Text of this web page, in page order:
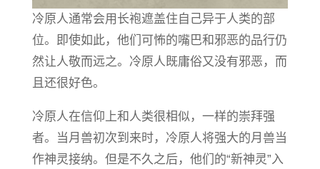
冷原人通常会用长袍遮盖住自己异于人类的部
位。即使如此，他们可怖的嘴巴和邪恶的品行仍
然让人敬而远之。冷原人既庸俗又没有邪恶，而
且还很好色。
冷原人在信仰上和人类很相似，一样的崇拜强
者。当月兽初次到来时，冷原人将强大的月兽当
作神灵接纳。但是不久之后，他们的“新神灵”入